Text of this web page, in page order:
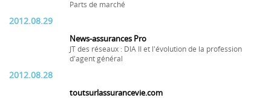
Parts de marché
2012.08.29
News-assurances Pro
JT des réseaux : DIA II et l'évolution de la profession
d'agent général
2012.08.28
toutsurlassurancevie.com